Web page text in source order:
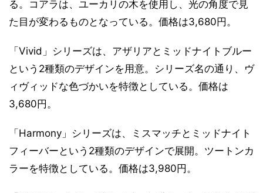
る。コアラは、ユーカリの木を使用し、光の角度で見
た目が変わるものとなっている。価格は3,680円。
「Vivid」シリーズは、アザリアとミッドナイトブルー
という2種類のデザインを用意。シリーズ名の通り、ヴ
ィヴィッドな色づかいを特徴としている。価格は
3,680円。
「Harmony」シリーズは、ミスマッチとミッドナイト
フィーバーという2種類のデザインで展開。ツートンカ
ラーを特徴としている。価格は3,980円。